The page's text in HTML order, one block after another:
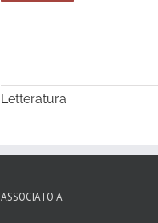
Letteratura
ASSOCIATO A